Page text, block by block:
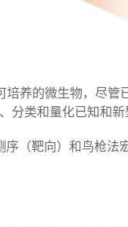
养的微生物，尽管
类和量化已知和新
（靶向）和鸟枪法